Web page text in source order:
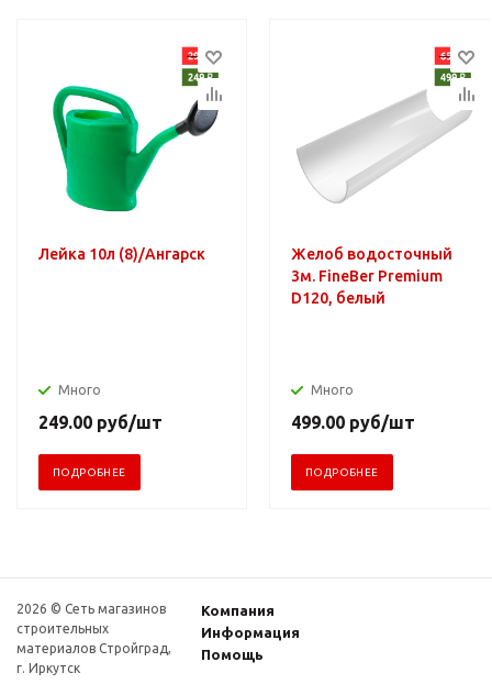
Лейка 10л (8)/Ангарск
Много
249.00 руб/шт
ПОДРОБНЕЕ
Желоб водосточный
3м. FineBer Premium
D120, белый
Много
499.00 руб/шт
ПОДРОБНЕЕ
2026 © Сеть магазинов
строительных
материалов Стройград,
г. Иркутск
Компания
Информация
Помощь